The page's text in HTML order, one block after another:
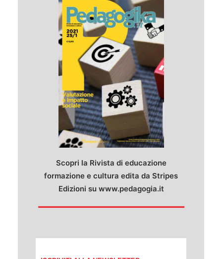
Scopri la Rivista di educazione
formazione e cultura edita da Stripes
Edizioni su www.pedagogia.it